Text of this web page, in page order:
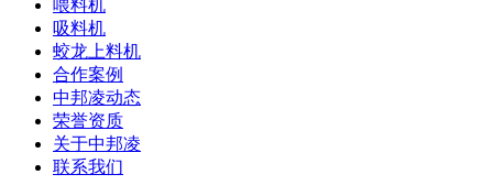
喂料机
吸料机
蛟龙上料机
合作案例
中邦凌动态
荣誉资质
关于中邦凌
联系我们